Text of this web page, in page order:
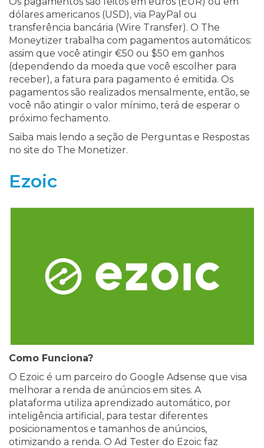
dólares americanos (USD), via PayPal ou
transferência bancária (Wire Transfer). O The
Moneytizer trabalha com pagamentos automáticos:
assim que você atingir €50 ou $50 em ganhos
(dependendo da moeda que você escolher para
receber), a fatura para pagamento é emitida. Os
pagamentos são realizados mensalmente, então, se
você não atingir o valor mínimo, terá de esperar o
próximo fechamento.
Saiba mais lendo a seção de Perguntas e Respostas
no site do The Monetizer.
Ezoic
Como Funciona?
O Ezoic é um parceiro do Google Adsense que visa
melhorar a renda de anúncios em sites. A
plataforma utiliza aprendizado automático, por
inteligência artificial, para testar diferentes
posicionamentos e tamanhos de anúncios,
otimizando a renda. O Ad Tester do Ezoic faz